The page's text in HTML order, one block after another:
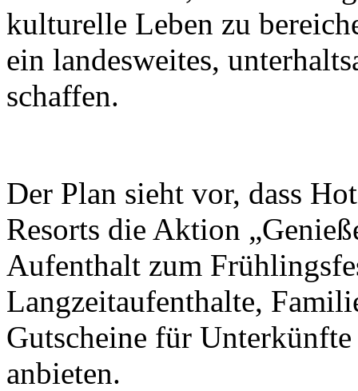
kulturelle Leben zu
ein landesweites,
schaffen.
Der Plan sieht vor, dass
Resorts die Aktion
Aufenthalt zum
Langzeitaufenthalte,
Gutscheine für
anbieten.